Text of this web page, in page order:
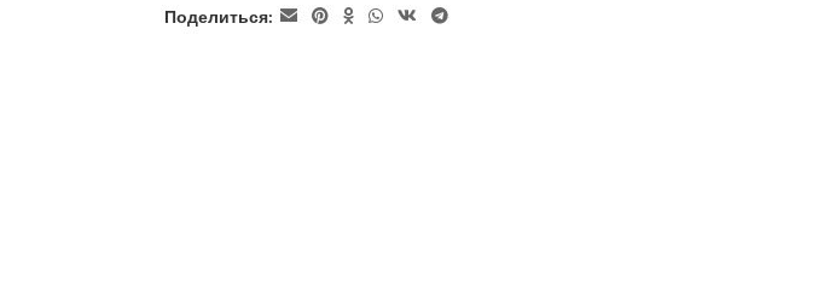
Поделиться: